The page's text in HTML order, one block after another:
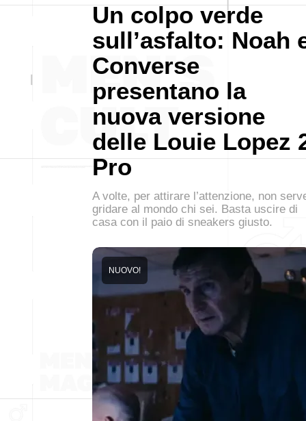
Un colpo verde
sull’asfalto: Noah
Converse
presentano la
nuova versione
delle Louie Lopez
Pro
A volte, per attirare l’attenzione, non
gridare al mondo chi sei. Basta uscire di
casa con il paio di sneakers giusto.
NUOVO!